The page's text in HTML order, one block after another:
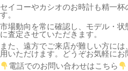
セイコーやカシオのお時計も精一杯
す。
市場動向を常に確認し、モデル・
に査定させていただきます。
また、遠方でご来店が難しい方に
用いただけます。どうぞお気軽にお
電話でのお問い合わせはこちら